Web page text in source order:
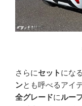
さらにセット になる
ンとも呼べるアイ
全グレードにルー